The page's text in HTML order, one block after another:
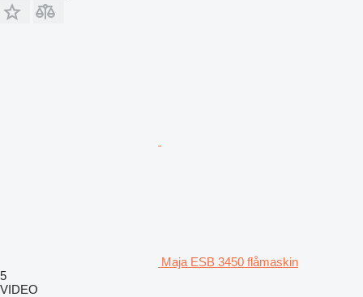
Maja ESB 3450 flåmaskin
5
VIDEO